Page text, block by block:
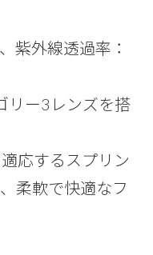
紫外線透過率：
リー3レンズを搭
応するスプリン
柔軟で快適なフ